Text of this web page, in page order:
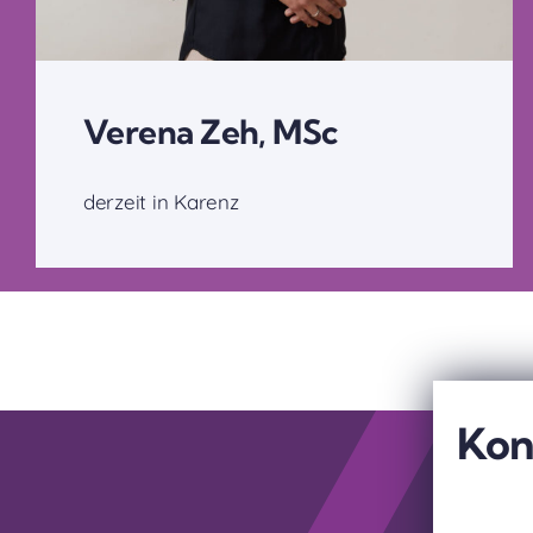
Verena Zeh, MSc
derzeit in Karenz